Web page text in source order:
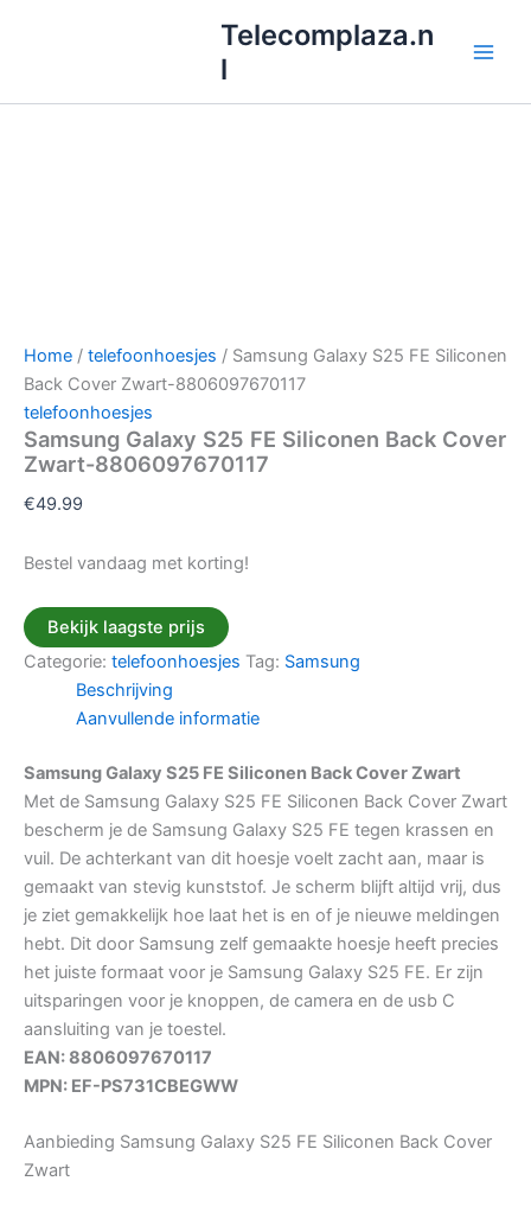
inhoud
Telecomplaza.n
l
Home / telefoonhoesjes / Samsung Galaxy S25 FE Siliconen
Back Cover Zwart-8806097670117
telefoonhoesjes
Samsung Galaxy S25 FE Siliconen Back Cover
Zwart-8806097670117
€49.99
Bestel vandaag met korting!
Bekijk laagste prijs
Categorie: telefoonhoesjes Tag: Samsung
Beschrijving
Aanvullende informatie
Samsung Galaxy S25 FE Siliconen Back Cover Zwart
Met de Samsung Galaxy S25 FE Siliconen Back Cover Zwart
bescherm je de Samsung Galaxy S25 FE tegen krassen en
vuil. De achterkant van dit hoesje voelt zacht aan, maar is
gemaakt van stevig kunststof. Je scherm blijft altijd vrij, dus
je ziet gemakkelijk hoe laat het is en of je nieuwe meldingen
hebt. Dit door Samsung zelf gemaakte hoesje heeft precies
het juiste formaat voor je Samsung Galaxy S25 FE. Er zijn
uitsparingen voor je knoppen, de camera en de usb C
aansluiting van je toestel.
EAN: 8806097670117
MPN: EF-PS731CBEGWW
Aanbieding Samsung Galaxy S25 FE Siliconen Back Cover
Zwart